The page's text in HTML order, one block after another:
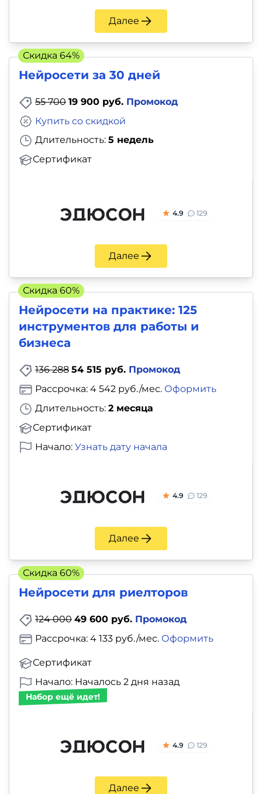
Далее
Нейросети за 30 дней
55 700 19 900 руб. Промокод
Длительность: 5 недель
Сертификат
Купить со скидкой
4.9 129
Далее
Скидка 64%
Нейросети на практике: 125
инструментов для работы и
бизнеса
136 288 54 515 руб. Промокод
Длительность: 2 месяца
Сертификат
Рассрочка: 4 542 руб./мес. Оформить
Начало: Узнать дату начала
4.9 129
Далее
Скидка 60%
Нейросети для риелторов
124 000 49 600 руб. Промокод
Сертификат
Рассрочка: 4 133 руб./мес. Оформить
Начало: Началось 2 дня назад
Набор ещё идет!
4.9 129
Далее
Скидка 60%